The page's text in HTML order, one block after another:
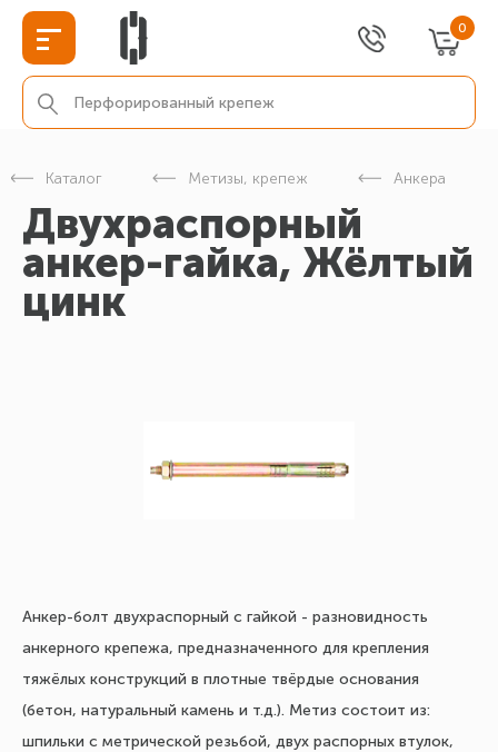
0
Каталог Метизы, крепеж Анкера
Двухраспорный
анкер-гайка, Жёлтый
цинк
Анкер-болт двухраспорный с гайкой - разновидность
анкерного крепежа, предназначенного для крепления
тяжёлых конструкций в плотные твёрдые основания
(бетон, натуральный камень и т.д.). Метиз состоит из:
шпильки с метрической резьбой, двух распорных втулок,